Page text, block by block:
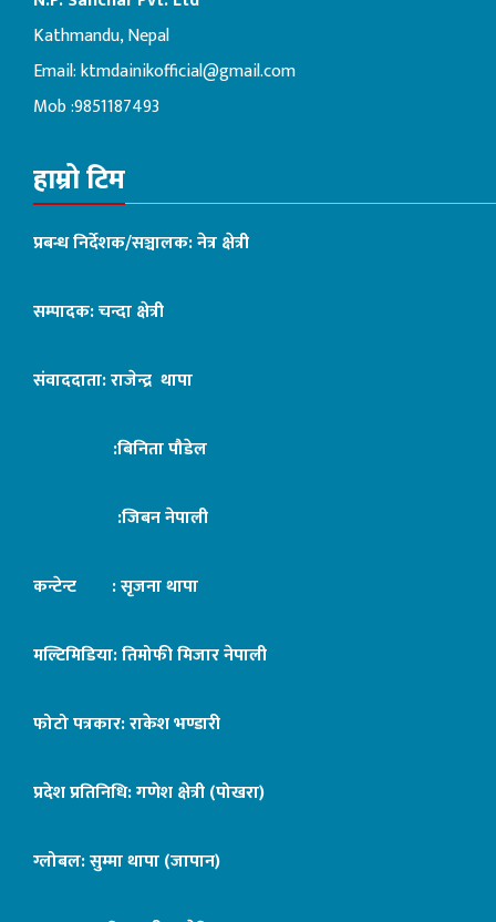
Kathmandu, Nepal
Email:ktmdainikofficial@gmail.com
Mob :9851187493
हाम्रो टिम
प्रबन्ध निर्देशक/सञ्चालक: नेत्र क्षेत्री
सम्पादक: चन्दा क्षेत्री
संवाददाता: राजेन्द्र थापा
:बिनिता पौडेल
:जिबन नेपाली
कन्टेन्ट : सृजना थापा
मल्टिमिडिया: तिमोफी मिजार नेपाली
फोटो पत्रकार: राकेश भण्डारी
प्रदेश प्रतिनिधि: गणेश क्षेत्री (पोखरा)
ग्लोबल: सुम्मा थापा (जापान)